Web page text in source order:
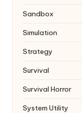
Sandbox
Simulation
Strategy
Survival
Survival Horror
System Utility